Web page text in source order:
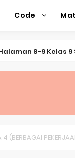
Code
8-9 Kelas 9
9 Semester 1
9 Semester 1
Minuman
PEKERJAAN)